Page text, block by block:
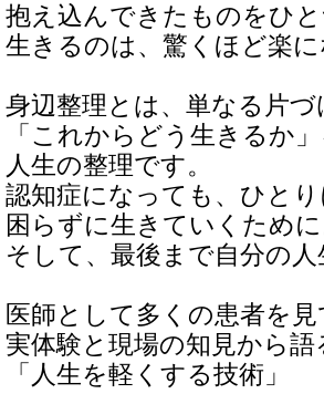
抱え込んできたものをひ
生きるのは、驚くほど楽に
身辺整理とは、単なる片
「これからどう生きるか
人生の整理です。
認知症になっても、ひとり
困らずに生きていくために
そして、最後まで自分の
医師として多くの患者を
実体験と現場の知見から語
「人生を軽くする技術」